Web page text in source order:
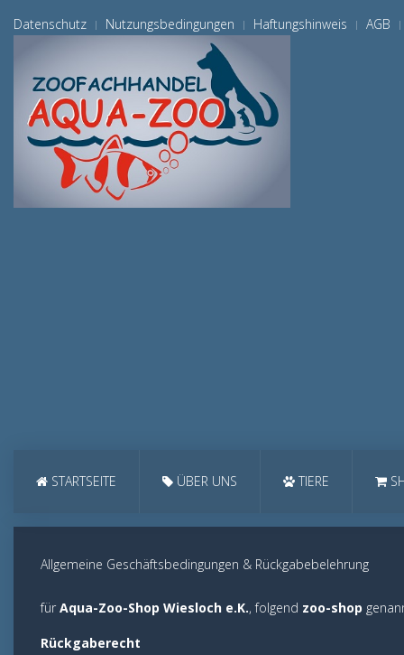
Datenschutz Nutzungsbedingungen Haftungshinweis AGB
STARTSEITE ÜBER UNS TIERE
Allgemeine Geschäftsbedingungen & Rückgabebelehrung
für Aqua-Zoo-Shop Wiesloch e.K., folgend zoo-shop
Rückgaberecht